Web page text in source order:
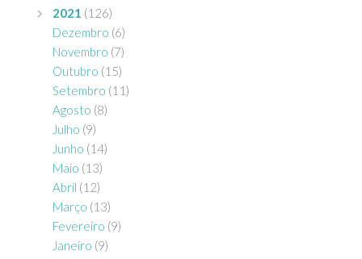
2021 (126)
Dezembro (6)
Novembro (7)
Outubro (15)
Setembro (11)
Agosto (8)
Julho (9)
Junho (14)
Maio (13)
Abril (12)
Março (13)
Fevereiro (9)
Janeiro (9)